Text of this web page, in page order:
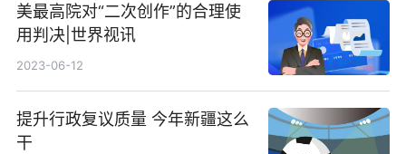
美最高院对“二次创作”的合理使
用判决|世界视讯
2023-06-12
提升行政复议质量 今年新疆这么
干